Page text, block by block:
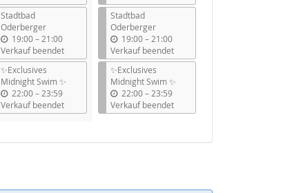
s
Stadtbad
Oderberger
19:00 –b
i
s
21:00
Verkauf beendet
✨Exclusives
Midnight Swim ✨
22:00 –b
i
s
23:59
Verkauf beendet
s
Stadtbad
Oderberger
19:00 –b
i
s
21:00
Verkauf beendet
✨Exclusives
Midnight Swim ✨
22:00 –b
i
s
23:59
Verkauf beendet